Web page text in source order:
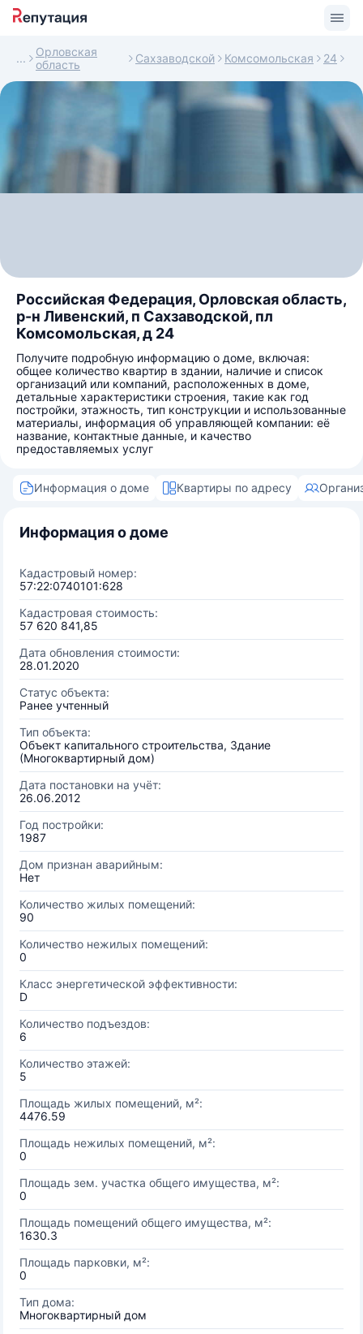
Орловская
область
Сахзаводской Комсомольская 24
Российская Федерация, Орловская область,
р-н Ливенский, п Сахзаводской, пл
Комсомольская, д 24
Получите подробную информацию о доме, включая:
общее количество квартир в здании, наличие и список
организаций или компаний, расположенных в доме,
детальные характеристики строения, такие как год
постройки, этажность, тип конструкции и использованные
материалы, информация об управляющей компании: её
название, контактные данные, и качество
предоставляемых услуг
Информация о доме Квартиры по адресу
Информация о доме
Кадастровый номер:
57:22:0740101:628
Кадастровая стоимость:
57 620 841,85
Дата обновления стоимости:
28.01.2020
Статус объекта:
Ранее учтенный
Тип объекта:
Объект капитального строительства, Здание
(Многоквартирный дом)
Дата постановки на учёт:
26.06.2012
Год постройки:
1987
Дом признан аварийным:
Нет
Количество жилых помещений:
90
Количество нежилых помещений:
0
Класс энергетической эффективности:
D
Количество подъездов:
6
Количество этажей:
5
Площадь жилых помещений, м²:
4476.59
Площадь нежилых помещений, м²:
0
Площадь зем. участка общего имущества, м²:
0
Площадь помещений общего имущества, м²:
1630.3
Площадь парковки, м²:
0
Тип дома:
Многоквартирный дом